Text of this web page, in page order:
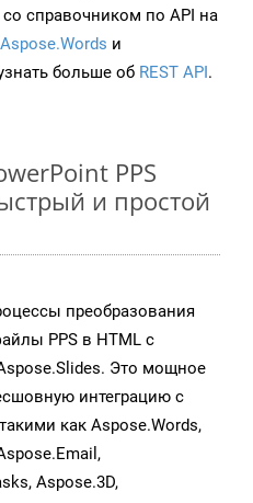
справочником по API на
Aspose.Words и
больше об REST API.
PPS
и простой
преобразования
PPS в HTML с
Это мощное
интеграцию с
как Aspose.Words,
Aspose.3D,